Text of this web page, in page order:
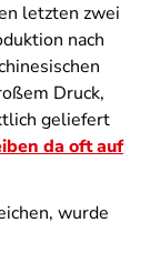
letzten zwei
nach
Druck,
geliefert
da oft auf
wurde